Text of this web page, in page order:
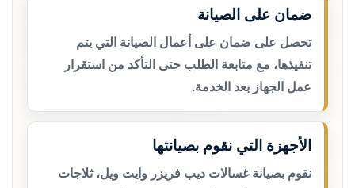
ضمان على الصيانة
تحصل على ضمان على أعمال الصيانة التي يتم
تنفيذها، مع متابعة الطلب حتى التأكد من استقرار
عمل الجهاز بعد الخدمة.
الأجهزة التي نقوم بصيانتها
نقوم بصيانة غسالات ديب فريزر وايت ويل، ثلاجات